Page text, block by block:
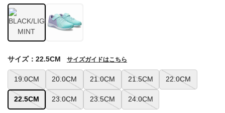
19.0CM 20.0CM 21.0CM 21.5CM 22.0CM
22.5CM 23.0CM 23.5CM 24.0CM
サイズ：22.5CM サイズガイドはこちら